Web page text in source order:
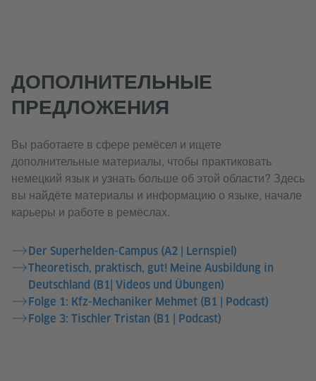
ДОПОЛНИТЕЛЬНЫЕ
ПРЕДЛОЖЕНИЯ
Вы работаете в сфере ремёсел и ищете
дополнительные материалы, чтобы практиковать
немецкий язык и узнать больше об этой области? Здесь
вы найдёте материалы и информацию о языке, начале
карьеры и работе в ремёслах.
Der Superhelden-Campus (A2 | Lernspiel)
Theoretisch, praktisch, gut! Meine Ausbildung in
Deutschland (B1| Videos und Übungen)
Folge 1: Kfz-Mechaniker Mehmet (B1 | Podcast)
Folge 3: Tischler Tristan (B1 | Podcast)